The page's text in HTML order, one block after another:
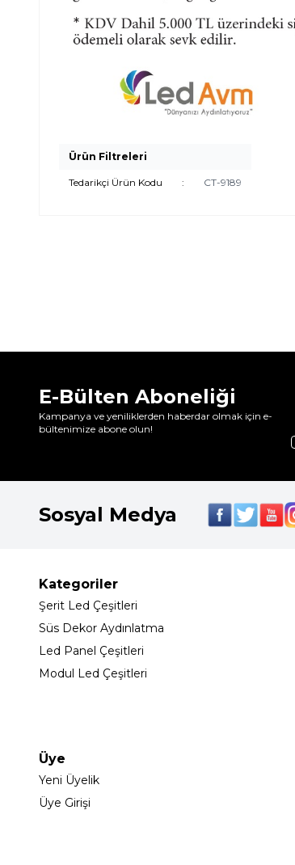
Ürün Filtreleri
Tedarikçi Ürün Kodu : CT-9189
E-Bülten Aboneliği
Kampanya ve yeniliklerden haberdar olmak için e-
bültenimize abone olun!
Sosyal Medya
Kategoriler
Şerit Led Çeşitleri
Süs Dekor Aydınlatma
Led Panel Çeşitleri
Modul Led Çeşitleri
Üye
Yeni Üyelik
Üye Girişi